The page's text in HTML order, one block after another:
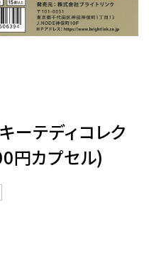
ーテディコレク
円カプセル)